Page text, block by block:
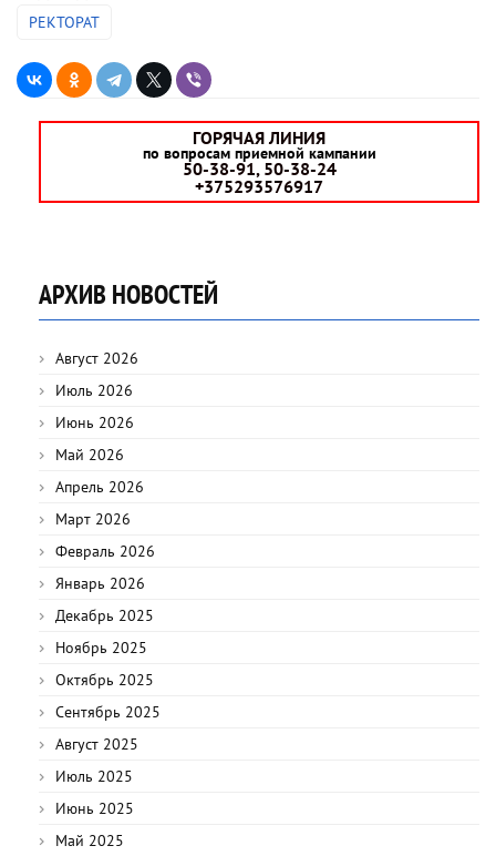
РЕКТОРАТ
ГОРЯЧАЯ ЛИНИЯ
по вопросам приемной кампании
50-38-91, 50-38-24
+375293576917
АРХИВ НОВОСТЕЙ
Август 2026
Июль 2026
Июнь 2026
Май 2026
Апрель 2026
Март 2026
Февраль 2026
Январь 2026
Декабрь 2025
Ноябрь 2025
Октябрь 2025
Сентябрь 2025
Август 2025
Июль 2025
Июнь 2025
Май 2025